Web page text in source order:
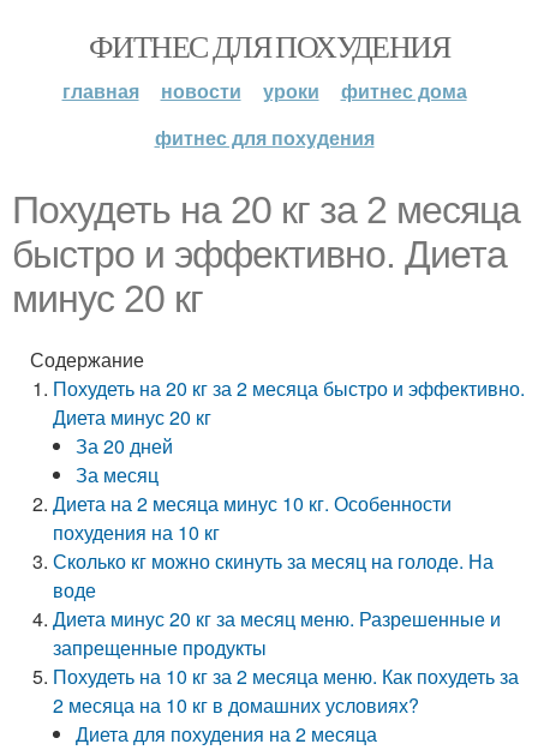
ФИТНЕС ДЛЯ ПОХУДЕНИЯ
главная новости уроки
фитнес дома
фитнес для похудения
Похудеть на 20 кг за 2 месяца
быстро и эффективно. Диета
минус 20 кг
Содержание
Похудеть на 20 кг за 2 месяца быстро и эффективно.
Диета минус 20 кг
За 20 дней
За месяц
Диета на 2 месяца минус 10 кг. Особенности
похудения на 10 кг
Сколько кг можно скинуть за месяц на голоде. На
воде
Диета минус 20 кг за месяц меню. Разрешенные и
запрещенные продукты
Похудеть на 10 кг за 2 месяца меню. Как похудеть за
2 месяца на 10 кг в домашних условиях?
Диета для похудения на 2 месяца